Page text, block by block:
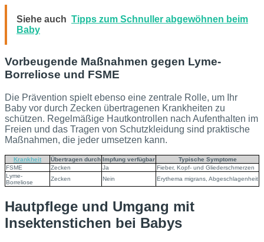
Siehe auch Tipps zum Schnuller abgewöhnen beim
Baby
Vorbeugende Maßnahmen gegen Lyme-
Borreliose und FSME
Die Prävention spielt ebenso eine zentrale Rolle, um Ihr
Baby vor durch Zecken übertragenen Krankheiten zu
schützen. Regelmäßige Hautkontrollen nach Aufenthalten im
Freien und das Tragen von Schutzkleidung sind praktische
Maßnahmen, die jeder umsetzen kann.
Krankheit Übertragen durch Impfung verfügbar
Typische Symptome
FSME
Zecken Ja
Fieber, Kopf- und Gliederschmerzen
Lyme-
Borreliose
Zecken Nein Erythema migrans, Abgeschlagenheit
Hautpflege und Umgang mit
Insektenstichen bei Babys